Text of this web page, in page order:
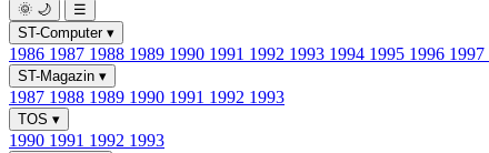
🌞 🌙
☰
ST-Computer ▾
1986 1987 1988 1989 1990 1991 1992 1993 1994 1995 1996 1997
ST-Magazin ▾
1987 1988 1989 1990 1991 1992 1993
TOS ▾
1990 1991 1992 1993